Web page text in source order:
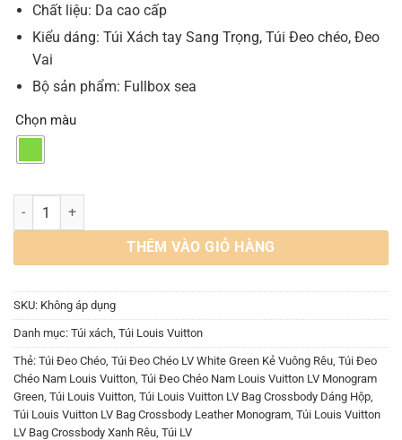
Chất liệu: Da cao cấp
Kiểu dáng: Túi Xách tay Sang Trọng, Túi Đeo chéo, Đeo
Vai
Bộ sản phẩm: Fullbox sea
Chọn màu
Túi Louis Vuitton LV Bag Crossbody Leather Monogram M24581 số
THÊM VÀO GIỎ HÀNG
SKU: Không áp dụng
Danh mục: Túi xách Túi Louis Vuitton
Thẻ: Túi Đeo Chéo Túi Đeo Chéo LV White Green Kẻ Vuông Rêu Túi Đeo
Chéo Nam Louis Vuitton Túi Đeo Chéo Nam Louis Vuitton LV Monogram
Green Túi Louis Vuitton Túi Louis Vuitton LV Bag Crossbody Dáng Hộp
Túi Louis Vuitton LV Bag Crossbody Leather Monogram Túi Louis Vuitton
LV Bag Crossbody Xanh Rêu Túi LV